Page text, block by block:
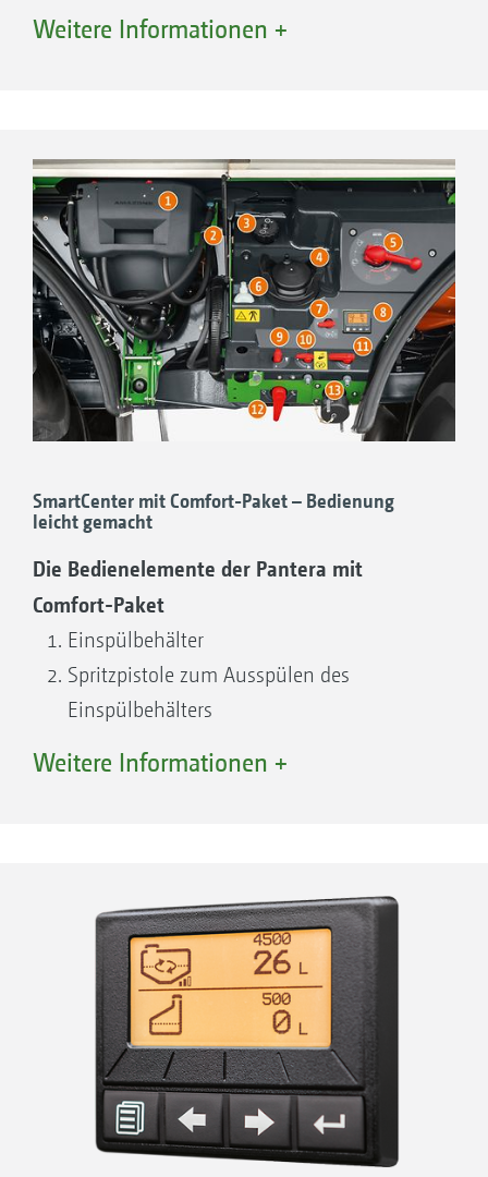
Ausbringmenge mitgenutzt. Die restliche
Hohe Mengen Flüssigdünger können so bei
höheren Geschwindigkeiten appliziert
werden
Im Gemüseanbau sind Ausbringmengen
von 2.000 l/ha mit 5 bis 6 km/h möglich
Weitere Informationen +
SmartCenter mit Comfort-Paket – Bedienung
leicht gemacht
Die Bedienelemente der Pantera mit
Comfort-Paket
Einspülbehälter
Spritzpistole zum Ausspülen des
Einspülbehälters
Saugfilter
TwinTerminal 3.0
Druckfilterentleerung
Bedienung Handwaschtank
Befüllvorrichtung Klarwassertank inkl.
Gardena-Kupplung
Schalthahn für Injektor/Einspülbehälter
Absaugen/zusätzliche Befüllleistung
Camlock-Sauganschluss 3 Zoll
Weitere Informationen +